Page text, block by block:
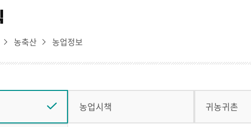
농축산 농업정보
농업시책 귀농귀촌